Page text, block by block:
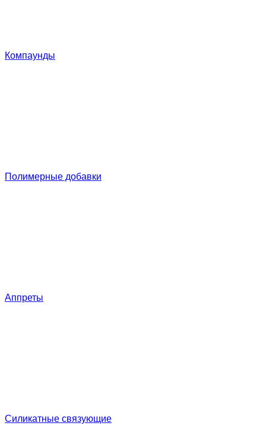
Компаунды
Полимерные добавки
Аппреты
Силикатные связующие